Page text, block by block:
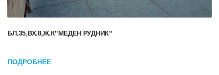
БЛ.35,ВХ.8,Ж.К"МЕДЕН РУДНИК"
ПОДРОБНЕЕ